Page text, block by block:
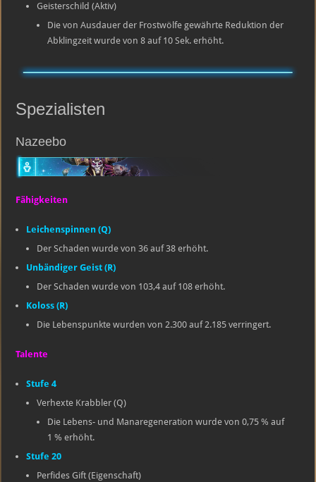
Geisterschild (Aktiv)
Die von Ausdauer der Frostwölfe gewährte Reduktion der
Abklingzeit wurde von 8 auf 10 Sek. erhöht.
Spezialisten
Nazeebo
Fähigkeiten
Leichenspinnen (Q)
Der Schaden wurde von 36 auf 38 erhöht.
Unbändiger Geist (R)
Der Schaden wurde von 103,4 auf 108 erhöht.
Koloss (R)
Die Lebenspunkte wurden von 2.300 auf 2.185 verringert.
Talente
Stufe 4
Verhexte Krabbler (Q)
Die Lebens- und Manaregeneration wurde von 0,75 % auf
1 % erhöht.
Stufe 20
Perfides Gift (Eigenschaft)